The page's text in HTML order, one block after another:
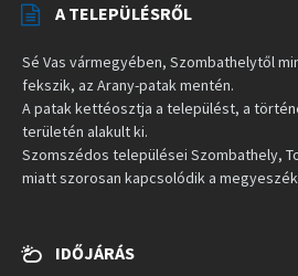
A TELEPÜLÉSRŐL
Sé Vas vármegyében, Szombathelytől
fekszik, az Arany-patak mentén.
A patak kettéosztja a települést, a
területén alakult ki.
Szomszédos települései Szombathely,
miatt szorosan kapcsolódik a
IDŐJÁRÁS